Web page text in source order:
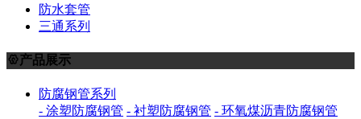
防水套管
三通系列
产品展示
防腐钢管系列
- 涂塑防腐钢管 - 衬塑防腐钢管 - 环氧煤沥青防腐钢管